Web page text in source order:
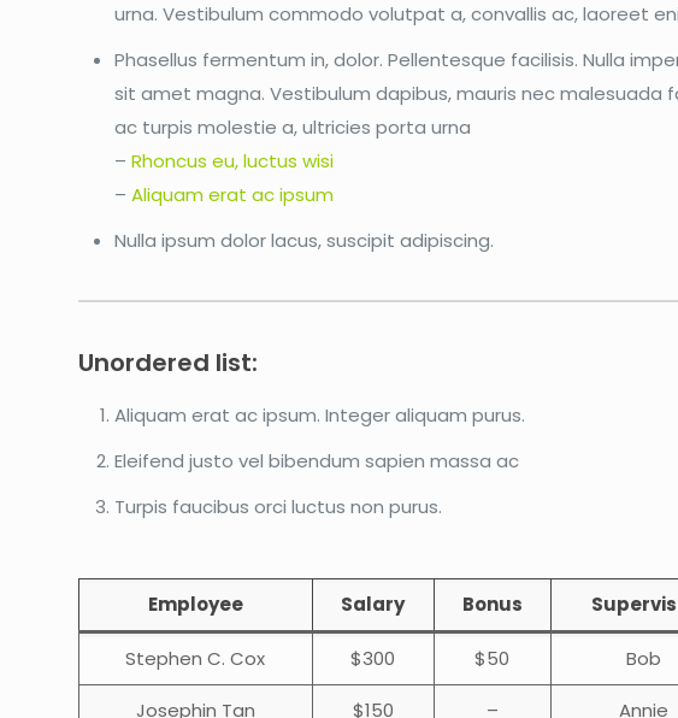
urna. Vestibulum commodo volutpat a, convallis ac, laoreet
Phasellus fermentum in, dolor. Pellentesque facilisis. Nulla
sit amet magna. Vestibulum dapibus, mauris nec malesuada
ac turpis molestie a, ultricies porta urna
– Rhoncus eu, luctus wisi
– Aliquam erat ac ipsum
Nulla ipsum dolor lacus, suscipit adipiscing.
Unordered list:
Aliquam erat ac ipsum. Integer aliquam purus.
Eleifend justo vel bibendum sapien massa ac
Turpis faucibus orci luctus non purus.
Employee Salary Bonus
Stephen C. Cox $300 $50 Bob
Josephin Tan $150 – Annie